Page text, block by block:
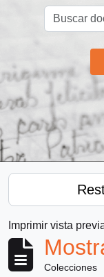
Imprimir vista
Colecciones